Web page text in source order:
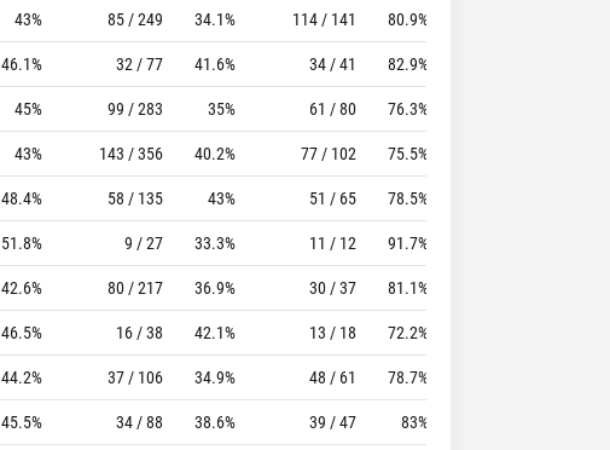
43% 85 / 249 34.1% 114 / 141 80.9%
46.1% 32 / 77 41.6% 34 / 41 82.9%
45% 99 / 283 35% 61 / 80 76.3%
43% 143 / 356 40.2% 77 / 102 75.5%
48.4% 58 / 135 43% 51 / 65 78.5%
51.8% 9 / 27 33.3% 11 / 12 91.7%
42.6% 80 / 217 36.9% 30 / 37 81.1%
46.5% 16 / 38 42.1% 13 / 18 72.2%
44.2% 37 / 106 34.9% 48 / 61 78.7%
45.5% 34 / 88 38.6% 39 / 47 83%